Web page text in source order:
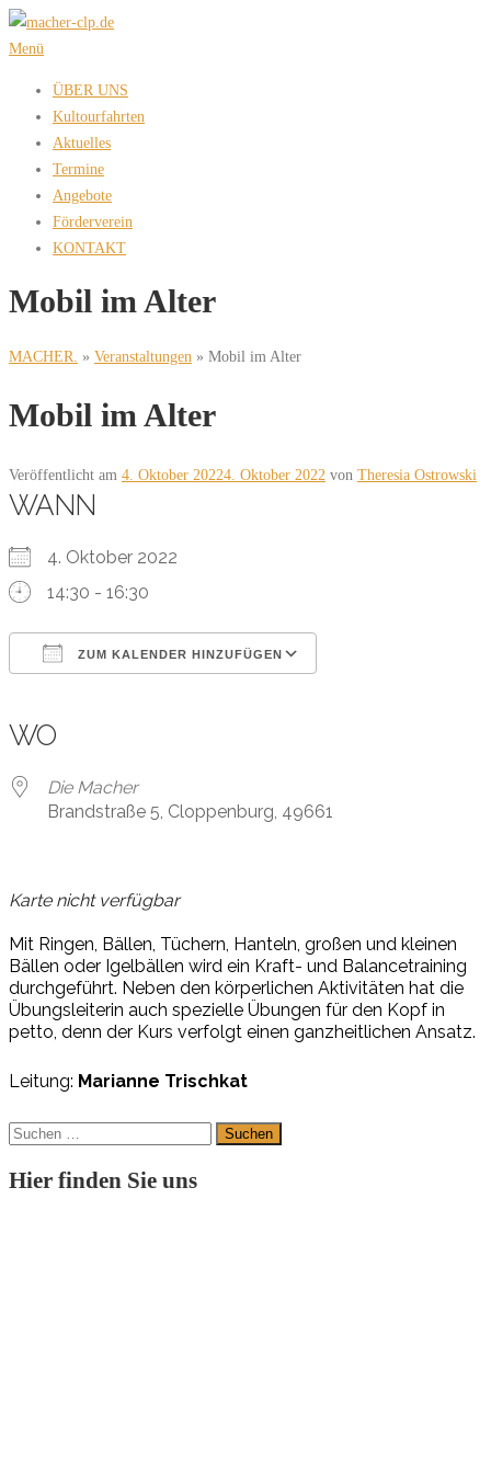
Zum
Inhalt
Menü
ÜBER UNS
Kultourfahrten
Aktuelles
Termine
Angebote
Förderverein
KONTAKT
Mobil im Alter
MACHER. » Veranstaltungen » Mobil im Alter
Mobil im Alter
Veröffentlicht am 4. Oktober 20224. Oktober 2022 von Theresia Ostrowski
WANN
4. Oktober 2022
14:30 - 16:30
ZUM KALENDER HINZUFÜGEN
WO
Die Macher
Brandstraße 5, Cloppenburg, 49661
Karte nicht verfügbar
Mit Ringen, Bällen, Tüchern, Hanteln, großen und kleinen
Bällen oder Igelbällen wird ein Kraft- und Balancetraining
durchgeführt. Neben den körperlichen Aktivitäten hat die
Übungsleiterin auch spezielle Übungen für den Kopf in
petto, denn der Kurs verfolgt einen ganzheitlichen Ansatz.
Leitung: Marianne Trischkat
Suchen
Hier finden Sie uns